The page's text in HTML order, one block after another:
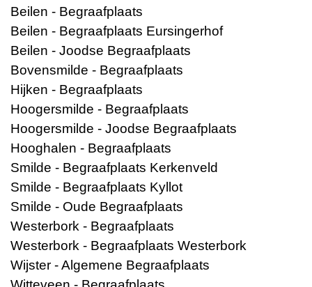
Beilen - Begraafplaats
Beilen - Begraafplaats Eursingerhof
Beilen - Joodse Begraafplaats
Bovensmilde - Begraafplaats
Hijken - Begraafplaats
Hoogersmilde - Begraafplaats
Hoogersmilde - Joodse Begraafplaats
Hooghalen - Begraafplaats
Smilde - Begraafplaats Kerkenveld
Smilde - Begraafplaats Kyllot
Smilde - Oude Begraafplaats
Westerbork - Begraafplaats
Westerbork - Begraafplaats Westerbork
Wijster - Algemene Begraafplaats